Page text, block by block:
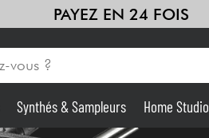
PAYEZ EN 24 FOIS
Synthés & Sampleurs Home Studio